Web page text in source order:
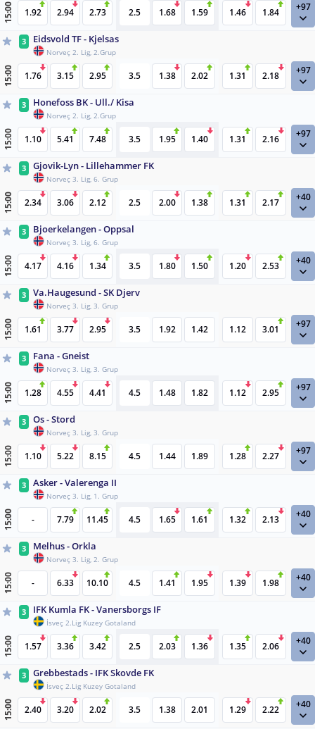
15:00 1.92 2.94 2.73 2.5 1.68 1.59 1.46 1.84 +97
3 Eidsvold TF - Kjelsas
Norveç 2. Lig, 2.Grup
15:00 1.76 3.15 2.95 3.5 1.38 2.02 1.31 2.18 +97
3 Honefoss BK - Ull./ Kisa
Norveç 2. Lig, 2.Grup
15:00 1.10 5.41 7.48 3.5 1.95 1.40 1.31 2.16 +97
3 Gjovik-Lyn - Lillehammer FK
Norveç 3. Lig, 6. Grup
15:00 2.34 3.06 2.12 2.5 2.00 1.38 1.31 2.17 +40
3 Bjoerkelangen - Oppsal
Norveç 3. Lig, 6. Grup
15:00 4.17 4.16 1.34 3.5 1.80 1.50 1.20 2.53 +40
3 Va.Haugesund - SK Djerv
Norveç 3. Lig, 3. Grup
15:00 1.61 3.77 2.95 3.5 1.92 1.42 1.12 3.01 +97
3 Fana - Gneist
Norveç 3. Lig, 3. Grup
15:00 1.28 4.55 4.41 4.5 1.48 1.82 1.12 2.95 +97
3 Os - Stord
Norveç 3. Lig, 3. Grup
15:00 1.10 5.22 8.15 4.5 1.44 1.89 1.28 2.27 +97
3 Asker - Valerenga II
Norveç 3. Lig, 1. Grup
15:00 - 7.79 11.45 4.5 1.65 1.61 1.32 2.13 +40
3 Melhus - Orkla
Norveç 3. Lig, 2. Grup
15:00 - 6.33 10.10 4.5 1.41 1.95 1.39 1.98 +40
3 IFK Kumla FK - Vanersborgs IF
İsveç 2.Lig Kuzey Gotaland
15:00 1.57 3.36 3.42 2.5 2.03 1.36 1.35 2.06 +40
3 Grebbestads - IFK Skovde FK
İsveç 2.Lig Kuzey Gotaland
15:00 2.40 3.20 2.02 3.5 1.38 2.01 1.29 2.22 +40